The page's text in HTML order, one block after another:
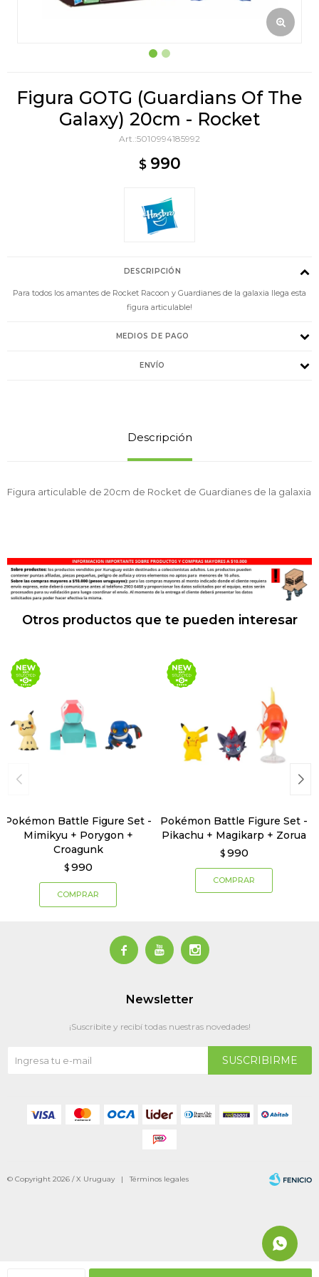
Figura GOTG (Guardians Of The
Galaxy) 20cm - Rocket
5010994185992
$ 990
DESCRIPCIÓN
Para todos los amantes de Rocket Racoon y Guardianes de la galaxia llega esta
figura articulable!
MEDIOS DE PAGO
ENVÍO
Descripción
Figura articulable de 20cm de Rocket de Guardianes de la galaxia
Otros productos que te pueden interesar
Pokémon Battle Figure Set -
Mimikyu + Porygon +
Croagunk
$ 990
Pokémon Battle Figure Set -
Pikachu + Magikarp + Zorua
$ 990
  
Newsletter
¡Suscribite y recibí todas nuestras novedades!
SUSCRIBIRME
© Copyright 2026 / X Uruguay |Términos legales